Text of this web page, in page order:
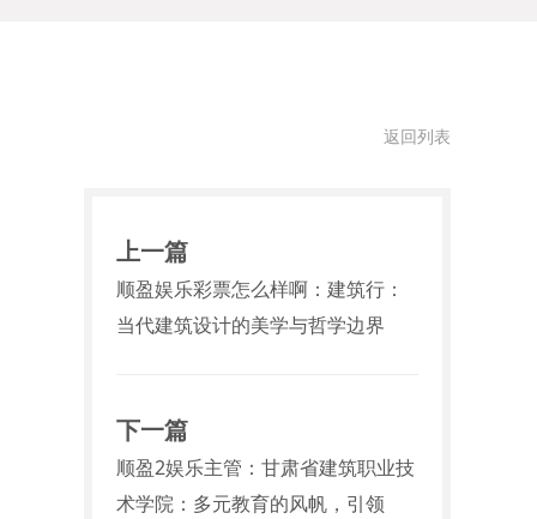
返回列表
上一篇
顺盈娱乐彩票怎么样啊：建筑行：
当代建筑设计的美学与哲学边界
下一篇
顺盈2娱乐主管：甘肃省建筑职业技
术学院：多元教育的风帆，引领